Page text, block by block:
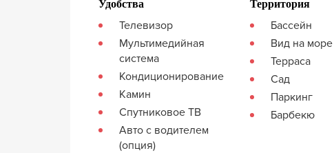
Удобства
Телевизор
Мультимедийная
система
Кондиционирование
Камин
Спутниковое ТВ
Авто с водителем
(опция)
Территория
Бассейн
Вид на море
Терраса
Сад
Паркинг
Барбекю